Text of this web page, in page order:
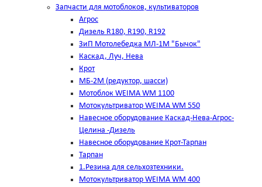
Запчасти для мотоблоков, культиваторов
Агрос
Дизель R180, R190, R192
ЗиП Мотолебедка МЛ-1М "Бычок"
Каскад, Луч, Нева
Крот
МБ-2М (редуктор, шасси)
Мотоблок WEIMA WM 1100
Мотокультриватор WEIMA WM 550
Навесное оборудование Каскад-Нева-Агрос-
Целина -Дизель
Навесное оборудование Крот-Тарпан
Тарпан
1.Резина для сельхозтехники.
Мотокультриватор WEIMA WM 400